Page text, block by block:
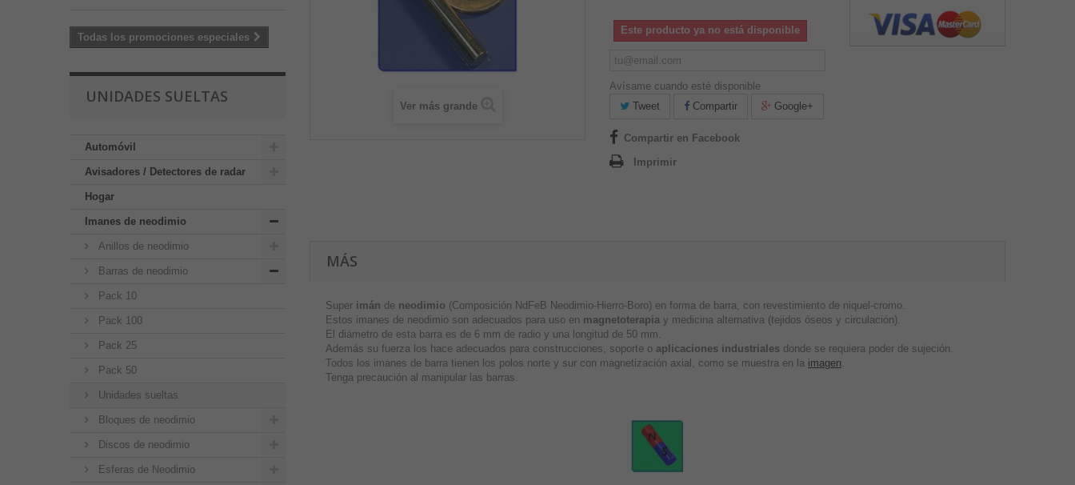
Todas los promociones especiales
UNIDADES SUELTAS
Automóvil
Avisadores / Detectores de radar
Hogar
Imanes de neodimio
Anillos de neodimio
Barras de neodimio
Pack 10
Pack 100
Pack 25
Pack 50
Unidades sueltas
Bloques de neodimio
Discos de neodimio
Esferas de Neodimio
Ver más grande
Este producto ya no está disponible
Avísame cuando esté disponible
Tweet
Compartir Google+
Compartir en Facebook
Imprimir
MÁS
Super imán de neodimio (Composición NdFeB Neodimio-Hierro-Boro) en forma de barra, con revestimiento de niquel-cromo.
Estos imanes de neodimio son adecuados para uso en magnetoterapia y medicina alternativa (tejidos óseos y circulación).
El diámetro de esta barra es de 6 mm de radio y una longitud de 50 mm.
Además su fuerza los hace adecuados para construcciones, soporte o aplicaciones industriales donde se requiera poder de sujeción.
Todos los imanes de barra tienen los polos norte y sur con magnetización axial, como se muestra en la imagen.
Tenga precaución al manipular las barras.